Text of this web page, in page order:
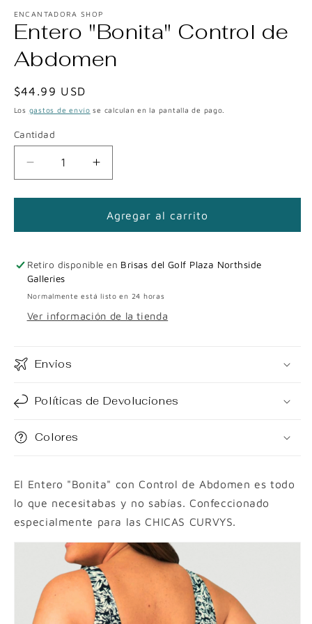
ENCANTADORA SHOP
Entero "Bonita" Control de
Abdomen
Precio
habitual
$44.99 USD
Los gastos de envío se calculan en la pantalla de pago.
Cantidad
Reducir
cantidad
para
&quot;Bonita&quot;
de
Abdomen
Aumentar
cantidad
para
Entero
&quot;Bonita&quot;
de
Agregar al carrito
Retiro disponible en Brisas del Golf Plaza Northside
Galleries
Normalmente está listo en 24 horas
Ver información de la tienda
Envios
Políticas de Devoluciones
Colores
El Entero "Bonita" con Control de Abdomen es todo
lo que necesitabas y no sabías. Confeccionado
especialmente para las CHICAS CURVYS.